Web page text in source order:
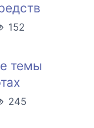
152
темы
245